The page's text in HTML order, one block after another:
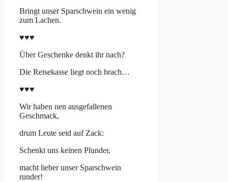
Bringt unser Sparschwein ein wenig
zum Lachen.
♥♥♥
Über Geschenke denkt ihr nach?
Die Reisekasse liegt noch brach…
♥♥♥
Wir haben nen ausgefallenen
Geschmack,
drum Leute seid auf Zack:
Schenkt uns keinen Plunder,
macht lieber unser Sparschwein
runder!